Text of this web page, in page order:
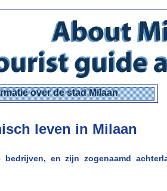
over de stad Milaan
leven in Milaan
en zijn zogenaamd